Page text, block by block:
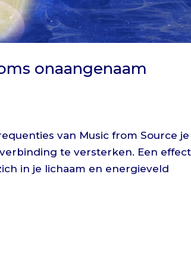
onaangenaam
van Music from Source je
te versterken. Een effect
in je lichaam en energieveld